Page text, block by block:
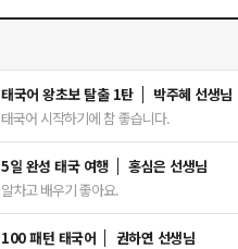
태국어 왕초보 탈출 1탄
박주혜 선생님
태국어 시작하기에 참 좋습니다.
5일 완성 태국 여행
홍심은 선생님
알차고 배우기 좋아요.
100 패턴 태국어
권하연 선생님